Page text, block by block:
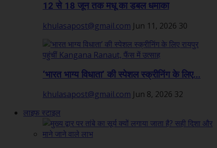
12 से 18 जून तक मधू का डबल धमाका
khulasapost@gmail.com Jun 11, 2026 30
‘भारत भाग्य विधाता’ की स्पेशल स्क्रीनिंग के लिए...
khulasapost@gmail.com Jun 8, 2026 32
लाइफ स्टाइल